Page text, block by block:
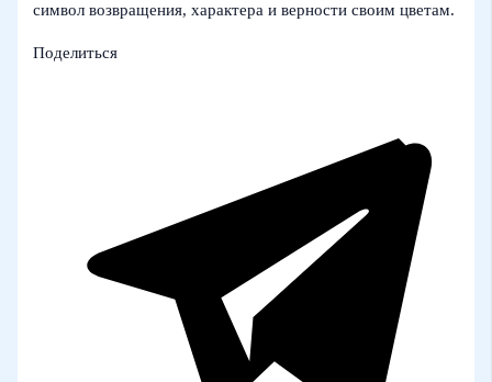
символ возвращения, характера и верности своим цветам.
Поделиться